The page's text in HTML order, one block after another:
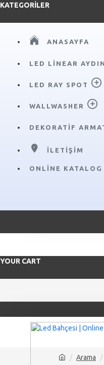
KATEGORILER
ANASAYFA
LED LINEAR
LED RAY SPOT
WALLWASHER
DEKORATIF
İLETIŞIM
ONLINE KATALOG
YOUR CART
Arama